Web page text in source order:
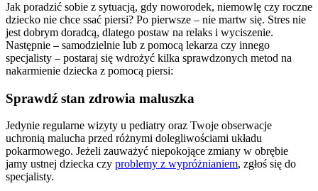
Jak poradzić sobie z sytuacją, gdy noworodek, niemowlę czy roczne
dziecko nie chce ssać piersi? Po pierwsze – nie martw się. Stres nie
jest dobrym doradcą, dlatego postaw na relaks i wyciszenie.
Następnie – samodzielnie lub z pomocą lekarza czy innego
specjalisty – postaraj się wdrożyć kilka sprawdzonych metod na
nakarmienie dziecka z pomocą piersi:
Sprawdź stan zdrowia maluszka
Jedynie regularne wizyty u pediatry oraz Twoje obserwacje
uchronią malucha przed różnymi dolegliwościami układu
pokarmowego. Jeżeli zauważyć niepokojące zmiany w obrębie
jamy ustnej dziecka czy problemy z wypróżnianiem, zgłoś się do
specjalisty.